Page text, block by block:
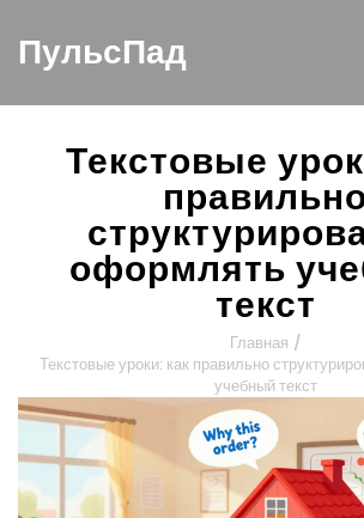
ПульсПад
Текстовые
оформлять
текст
Главная /
Текстовые уроки: как правильно
учебный текст